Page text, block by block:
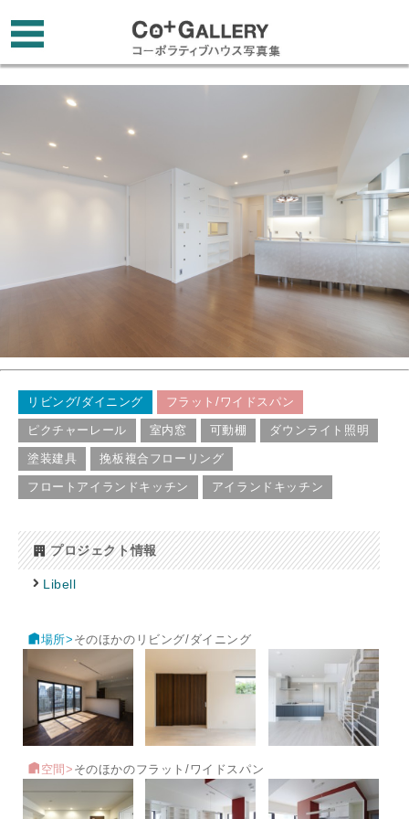
リビング/ダイニング フラット/ワイドスパン
ピクチャーレール 室内窓 可動棚 ダウンライト照明
塗装建具 挽板複合フローリング
フロートアイランドキッチン アイランドキッチン
プロジェクト情報
Libell
場所> そのほかのリビング/ダイニング
空間> そのほかのフラット/ワイドスパン